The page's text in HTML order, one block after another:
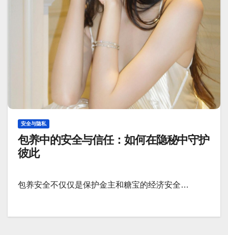
安全与隐私
包养中的安全与信任：如何在隐秘中守护
彼此
包养安全不仅仅是保护金主和糖宝的经济安全…